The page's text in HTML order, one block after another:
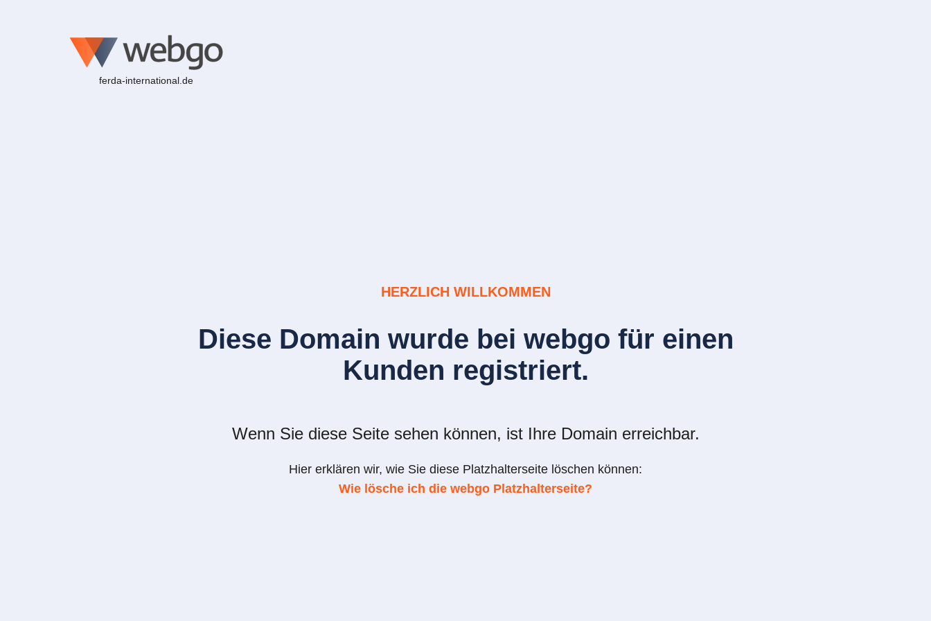
ferda-international.de
HERZLICH WILLKOMMEN
Diese Domain wurde bei webgo für einen
Kunden registriert.
Wenn Sie diese Seite sehen können, ist Ihre Domain erreichbar.
Hier erklären wir, wie Sie diese Platzhalterseite löschen können:
Wie lösche ich die webgo Platzhalterseite?